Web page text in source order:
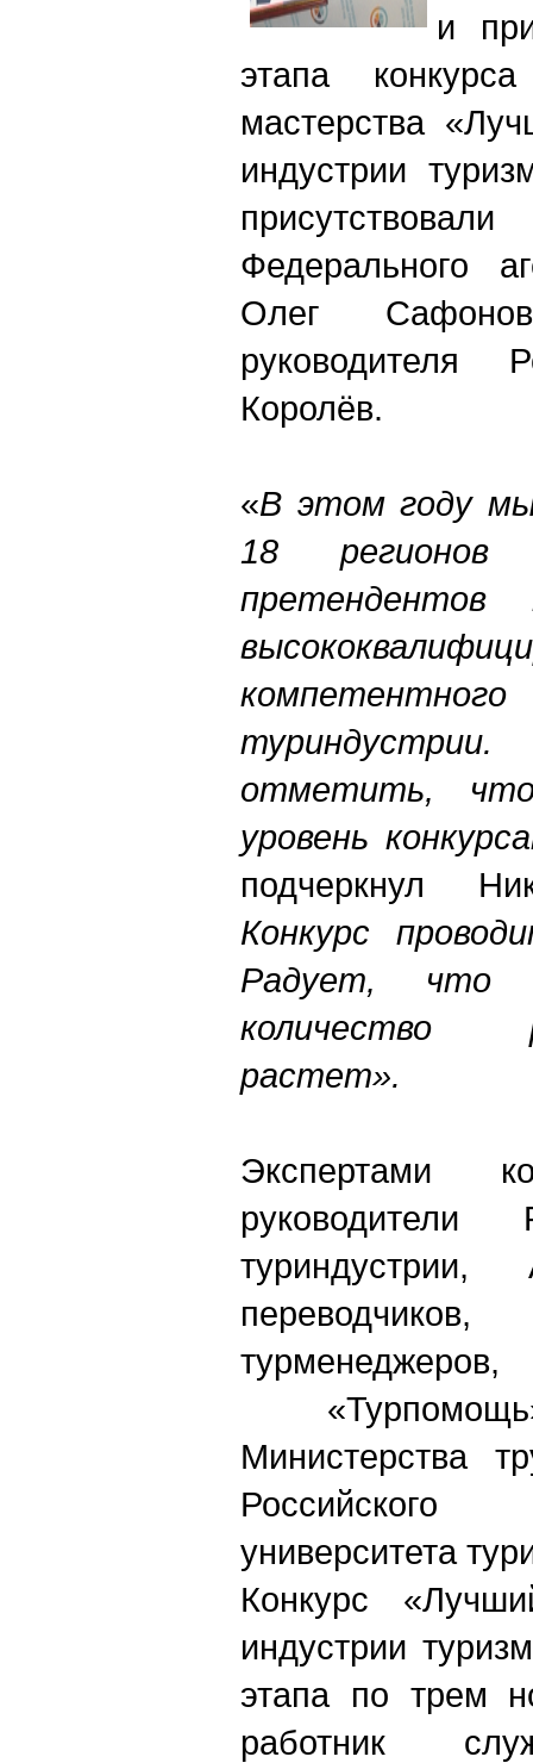
и
этапа
мастерства
индустрии
Федерального
Олег
руководителя
Королёв.
«В этом году мы
18
отметить,
уровень
подчеркнул
Конкурс
Радует, что
количество
растет».
Экспертами
руководители
туриндустрии,
Министерства
Российского
университета
Конкурс
индустрии
этапа по трем
работник